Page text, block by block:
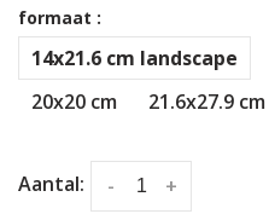
formaat :
14x21.6 cm landscape
20x20 cm
21.6x27.9 cm
Aantal: +
-